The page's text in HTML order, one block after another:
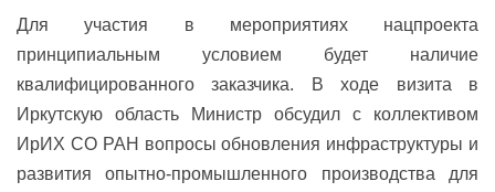
Для участия в мероприятиях нацпроекта
принципиальным условием будет наличие
квалифицированного заказчика. В ходе визита в
Иркутскую область Министр обсудил с коллективом
ИрИХ СО РАН вопросы обновления инфраструктуры и
развития опытно-промышленного производства для